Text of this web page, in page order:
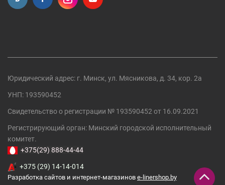
Юридический адрес: г. Минск, ул. Мясникова, д. 34, кор. 2а
УНП: 193590452
Свидетельство о регистрации № 193590452 от 16.09.2021
Регистрирующий орган: Минский городской исполнительный
комитет.
+375(29) 888-44-44
+375 (29) 14-14-014
Разработка сайтов и интернет-магазинов e-linershop.by